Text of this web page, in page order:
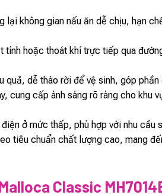
lại không gian nấu ăn dễ chịu, hạn
tính hoặc thoát khí trực tiếp qua
quả, dễ tháo rời để vệ sinh, góp
cung cấp ánh sáng rõ ràng cho khu
ở mức thấp, phù hợp với nhu cầu
tiêu chuẩn chất lượng cao, mang
Classic